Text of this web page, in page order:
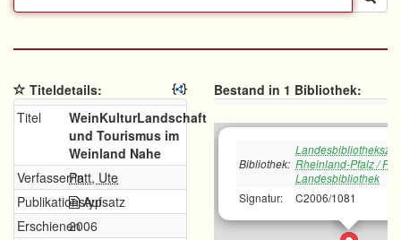
Titeldetails:
Titel
WeinKulturLandschaft
und Tourismus im
Weinland Nahe
Verfasser/inPatt, Ute
PublikationstypAufsatz
Erschienen2006
Bestand in 1 Bibliothek:
Bibliothek: Rheinland-Pfalz /
Landesbibliothek
Signatur:
C2006/1081